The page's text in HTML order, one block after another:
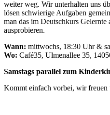
weiter weg. Wir unterhalten uns
lösen schwierige Aufgaben
man das im Deutschkurs
ausprobieren.
Wann: mittwochs, 18:30 Uhr &
Wo: Café35, Ulmenallee 35,
Samstags parallel zum
Kommt einfach vorbei, wir freuen